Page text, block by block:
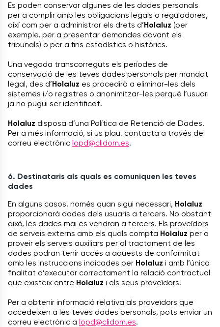
Es poden conservar algunes de les dades personals
per a complir amb les obligacions legals o reguladores,
així com per a administrar els drets d’Holaluz (per
exemple, per a presentar demandes davant els
tribunals) o per a fins estadístics o històrics.
Una vegada transcorreguts els períodes de
conservació de les teves dades personals per mandat
legal, des d’Holaluz es procedirà a eliminar-les dels
sistemes i/o registres o anonimitzar-les perquè l’usuari
ja no pugui ser identificat.
Holaluz disposa d’una Política de Retenció de Dades.
Per a més informació, si us plau, contacta a través del
correu electrònic lopd@clidom.es.
6. Destinataris als quals es comuniquen les teves
dades
En alguns casos, només quan sigui necessari, Holaluz
proporcionarà dades dels usuaris a tercers. No obstant
això, les dades mai es vendran a tercers. Els proveïdors
de serveis externs amb els quals compta Holaluz per a
proveir els serveis auxiliars per al tractament de les
dades podran tenir accés a aquests de conformitat
amb les instruccions indicades per Holaluz i amb l’única
finalitat d’executar correctament la relació contractual
que existeix entre Holaluz i els seus proveïdors.
Per a obtenir informació relativa als proveïdors que
accedeixen a les teves dades personals, pots enviar un
correu electrònic a lopd@clidom.es.